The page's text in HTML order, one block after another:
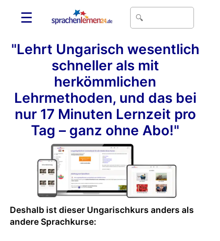
☰
"Lehrt Ungarisch wesentlich
schneller als mit
herkömmlichen
Lehrmethoden, und das bei
nur 17 Minuten Lernzeit pro
Tag – ganz ohne Abo!"
Deshalb ist dieser Ungarischkurs anders als
andere Sprachkurse: